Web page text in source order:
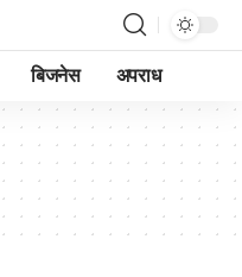
बिजनेस अपराध